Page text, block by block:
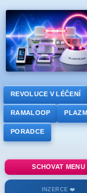
REVOLUCE V LÉČENÍ
RAMALOOP
PORADCE
SCHOVAT MENU
INZERCE ❤️